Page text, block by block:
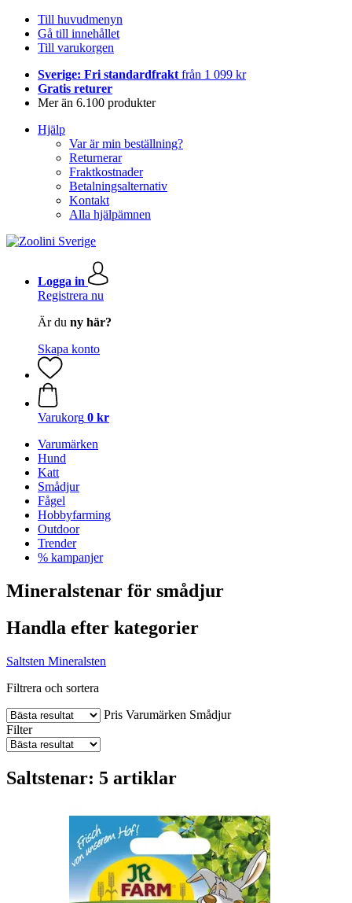
Till huvudmenyn
Gå till innehållet
Till varukorgen
Sverige: Fri standardfrakt från 1 099 kr
Gratis returer
Mer än 6.100 produkter
Hjälp
Var är min beställning?
Returnerar
Fraktkostnader
Betalningsalternativ
Kontakt
Alla hjälpämnen
Logga in
Registrera nu
Är du ny här?
Skapa konto
Varukorg 0 kr
Varumärken
Hund
Katt
Smådjur
Fågel
Hobbyfarming
Outdoor
Trender
% kampanjer
Mineralstenar för smådjur
Handla efter kategorier
Saltsten Mineralsten
Filtrera och sortera
Pris Varumärken Smådjur
Filter
Saltstenar: 5 artiklar